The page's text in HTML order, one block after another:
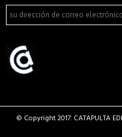
© Copyright 2017. CATAPULTA